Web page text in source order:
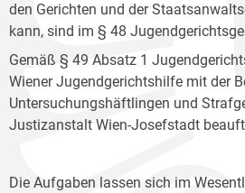
den Gerichten und der
kann, sind im § 48
Gemäß § 49 Absatz 1
Wiener Jugendgerichtshilfe mit der
Untersuchungshäftlingen und
Justizanstalt Wien-Josefstadt
Die Aufgaben lassen sich im